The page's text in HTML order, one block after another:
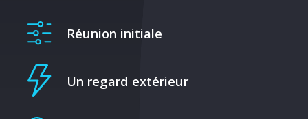
Réunion initiale
Un regard extérieur